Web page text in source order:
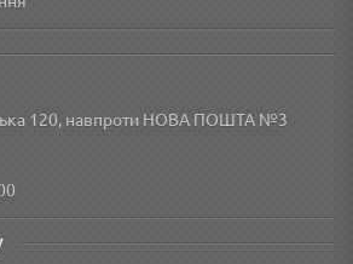
120, навпроти НОВА ПОШТА №3